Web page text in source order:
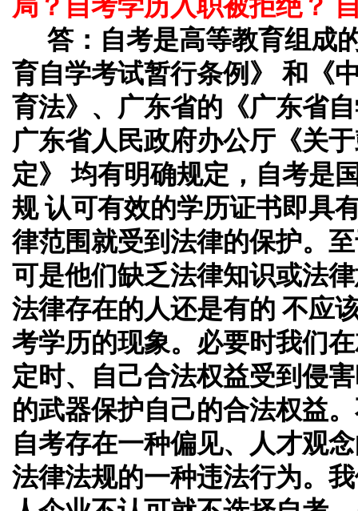
局？自考学历入职被拒绝？
答： 自考是高等教育组成
育自学考试暂行条例》 和《
育法》、广东省的《广东省
广东省人民政府办公厅《关
定》 均有明确规定，自考是
规 认可有效的学历证书即具
律范围就受到法律的保护。
可是他们缺乏法律知识或法
法律存在的人还是有的 不应
考学历的现象。必要时我们
定时、自己合法权益受到侵
的武器保护自己的合法权益
自考存在一种偏见、人才观
法律法规的一种违法行为。